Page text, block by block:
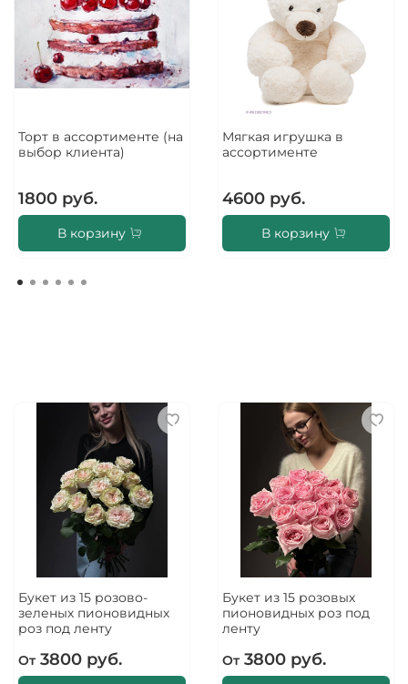
Торт в ассортименте (на
выбор клиента)
1800 руб.
В корзину
Мягкая игрушка в
ассортименте
4600 руб.
В корзину
Букет из 15 розово-
зеленых пионовидных
роз под ленту
От 3800 руб.
Букет из 15 розовых
пионовидных роз под
ленту
От 3800 руб.